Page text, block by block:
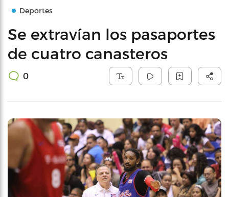
Deportes
Se extravían los pasaportes
de cuatro canasteros
0